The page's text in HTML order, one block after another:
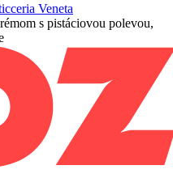
Veneta
s pistáciovou polevou,